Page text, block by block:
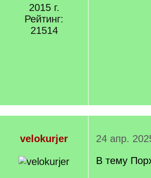
2015 г.
Рейтинг:
21514
velokurjer
24 апр.
В тему